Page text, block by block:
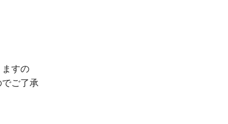
すの
ご了承